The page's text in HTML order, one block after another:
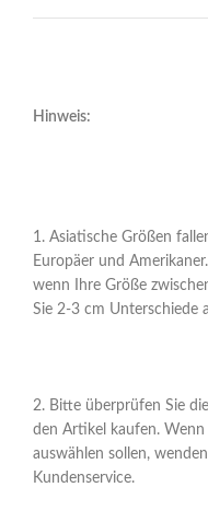
Hinweis:
1. Asiatische Größen
Europäer und
wenn Ihre Größe
Sie 2-3 cm Unterschiede
2. Bitte überprüfen Sie
den Artikel kaufen. Wenn
auswählen sollen,
Kundenservice.